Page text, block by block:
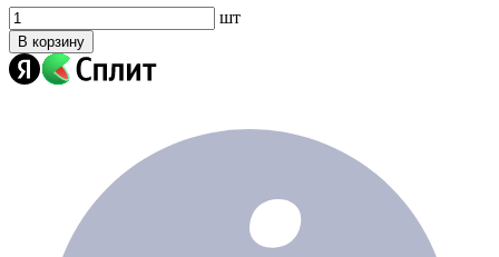
шт
В корзину